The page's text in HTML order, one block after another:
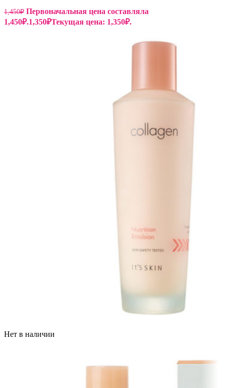
1,450₽ Первоначальная цена составляла
1,450₽.1,350₽Текущая цена: 1,350₽.
Нет в наличии